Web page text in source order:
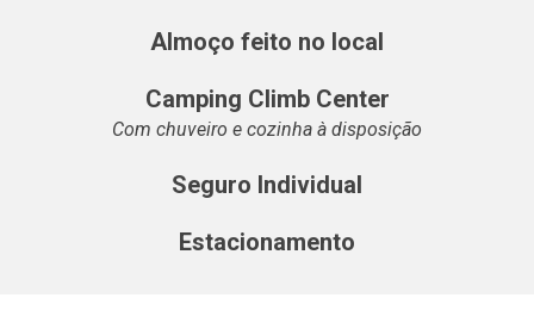
Almoço feito no local
Camping Climb Center
Com chuveiro e cozinha à disposição
Seguro Individual
Estacionamento